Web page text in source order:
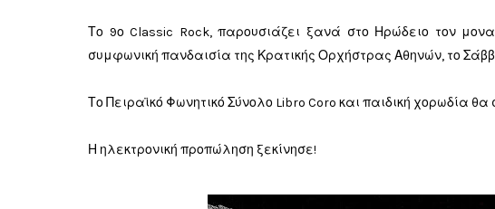
Το 9ο Classic Rock, παρουσιάζει ξανά στο Ηρώδειο τον
συμφωνική πανδαισία της Κρατικής Ορχήστρας Αθηνών, το
Το Πειραϊκό Φωνητικό Σύνολο Libro Coro και παιδική χορωδία
Η ηλεκτρονική προπώληση ξεκίνησε!